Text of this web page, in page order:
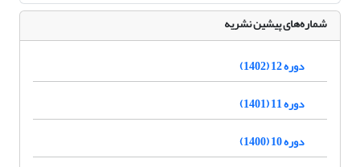
شماره‌های پیشین نشریه
دوره 12 (1402)
دوره 11 (1401)
دوره 10 (1400)